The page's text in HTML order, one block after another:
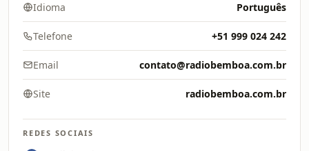
Idioma Português
Telefone +51 999 024 242
Email contato@radiobemboa.com.br
Site radiobemboa.com.br
REDES SOCIAIS